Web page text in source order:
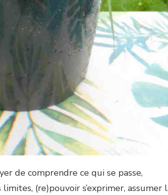
de comprendre ce qui se passe,
(re)pouvoir s’exprimer, assumer